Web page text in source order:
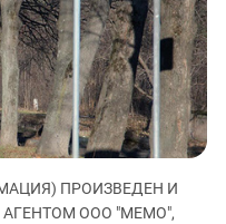
ЗА ПАЛЕСТИНУ
В ЧЕЧНЕ
АКТИВИСТОВ
И ПРОТЕСТЫ
ПРОИЗВЕДЕН И
ООО "МЕМО",